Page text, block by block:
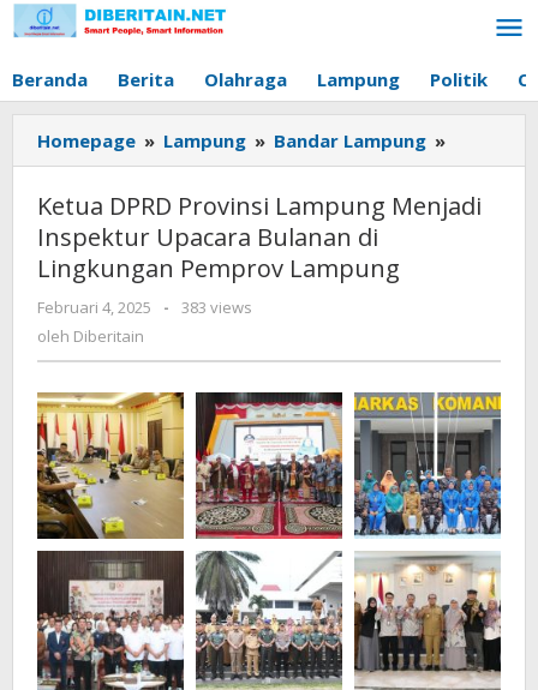
Lewati
ke
Beranda Berita Olahraga Lampung Politik
Homepage » Lampung » Bandar Lampung »
DPRD
Provinsi
Lampung
Pemprov
Lampung
Ketua DPRD Provinsi Lampung Menjadi
Inspektur Upacara Bulanan di
Lingkungan Pemprov Lampung
Februari 4, 2025
oleh
-
383 views
oleh Diberitain